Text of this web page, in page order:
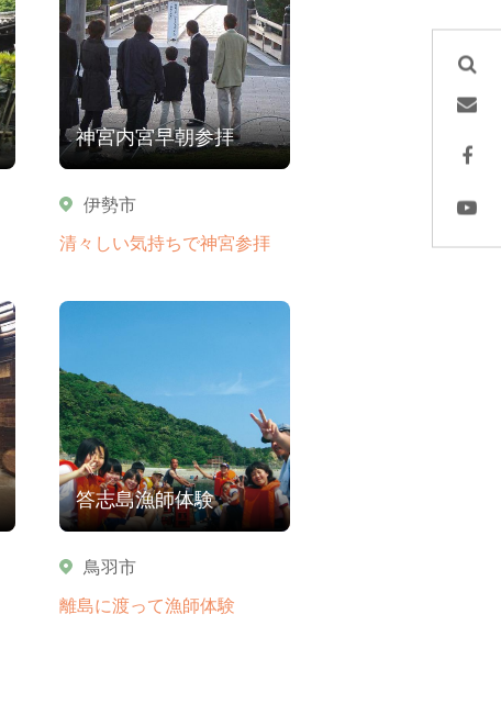
神宮内宮早朝参拝
伊勢市
清々しい気持ちで神宮参拝
答志島漁師体験
鳥羽市
離島に渡って漁師体験